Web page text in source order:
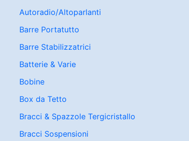
Autoradio/Altoparlanti
Barre Portatutto
Barre Stabilizzatrici
Batterie & Varie
Bobine
Box da Tetto
Bracci & Spazzole Tergicristallo
Bracci Sospensioni